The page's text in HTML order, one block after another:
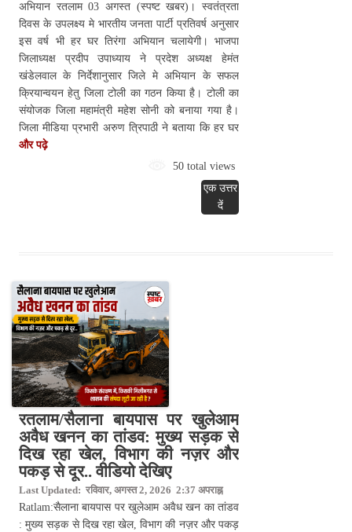
अभियान रतलाम 03 अगस्त (स्पष्ट खबर)। स्वतंत्रता
दिवस के उपलक्ष्य मे भारतीय जनता पार्टी प्रतिवर्ष अनुसार
इस वर्ष भी हर घर तिरंगा अभियान चलायेगी। भाजपा
जिलाध्यक्ष प्रदीप उपाध्याय ने प्रदेश अध्यक्ष हेमंत
खंडेलवाल के निर्देशानुसार जिले मे अभियान के सफल
क्रियान्वयन हेतु जिला टोली का गठन किया है। टोली का
संयोजक जिला महामंत्री महेश सोनी को बनाया गया है।
जिला मीडिया प्रभारी अरुण त्रिपाठी ने बताया कि हर घर
और पढ़े
50 total views
एक उत्तर
दें
रतलाम/सैलाना बायपास पर खुलेआम
अवैध खनन का तांडव: मुख्य सड़क से
दिख रहा खेल, विभाग की नज़र और
पकड़ से दूर.. वीडियो देखिए
Last Updated: रविवार, अगस्त 2, 2026 2:37 अपराह्न
Ratlam:सैलाना बायपास पर खुलेआम अवैध खन का तांडव
: मुख्य सड़क से दिख रहा खेल, विभाग की नज़र और पकड़